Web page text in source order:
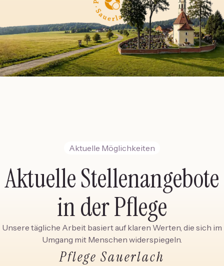
Aktuelle Möglichkeiten
Aktuelle Stellenangebote
in der Pflege
Unsere tägliche Arbeit basiert auf klaren Werten, die sich im
Umgang mit Menschen widerspiegeln.
Pflege Sauerlach